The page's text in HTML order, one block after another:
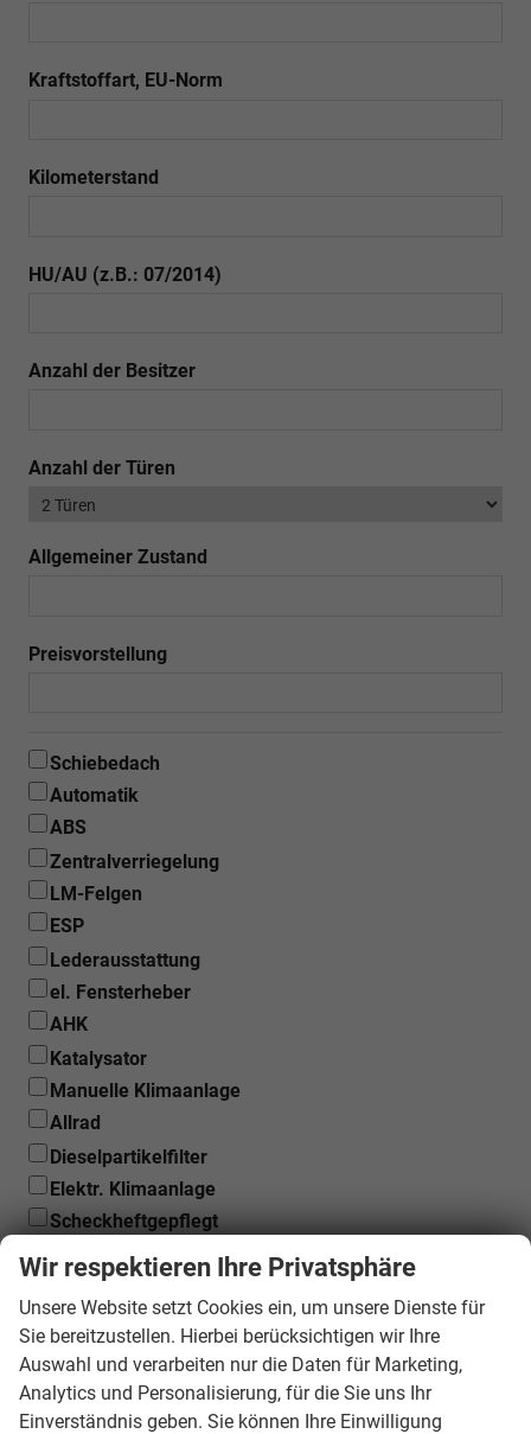
Kraftstoffart, EU-Norm
Kilometerstand
HU/AU (z.B.: 07/2014)
Anzahl der Besitzer
Anzahl der Türen
Allgemeiner Zustand
Preisvorstellung
Schiebedach
Automatik
ABS
Zentralverriegelung
LM-Felgen
ESP
Lederausstattung
el. Fensterheber
AHK
Katalysator
Manuelle Klimaanlage
Allrad
Dieselpartikelfilter
Elektr. Klimaanlage
Scheckheftgepflegt
Weitere Beschreibungen:Sonderausstattung,
Unfallschäden...
Wir respektieren Ihre Privatsphäre
Unsere Website setzt Cookies ein, um unsere Dienste für
Sie bereitzustellen. Hierbei berücksichtigen wir Ihre
Auswahl und verarbeiten nur die Daten für Marketing,
Analytics und Personalisierung, für die Sie uns Ihr
Einverständnis geben. Sie können Ihre Einwilligung